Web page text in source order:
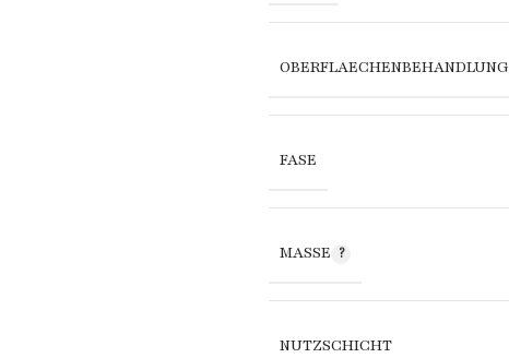
OBERFLAECHENBEHANDLUNG
FASE
MASSE
NUTZSCHICHT